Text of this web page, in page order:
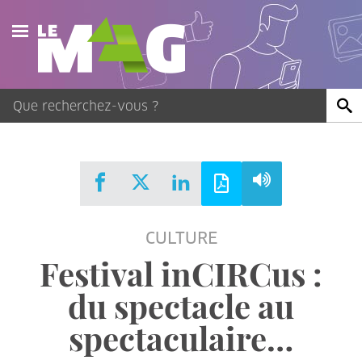
Actualités
Agenda
Publications
CULTURE
Festival inCIRCus :
du spectacle au
spectaculaire…